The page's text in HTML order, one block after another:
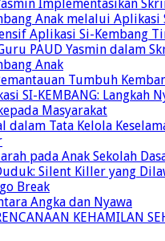
Implementasikan
Anak melalui Aplikasi
Aplikasi Si-Kembang
PAUD Yasmin dalam
Anak
Tumbuh
SI-KEMBANG: Langkah
Masyarakat
dalam Tata Kelola
pada Anak Sekolah
Silent Killer yang
Break
Angka dan Nyawa
KEHAMILAN